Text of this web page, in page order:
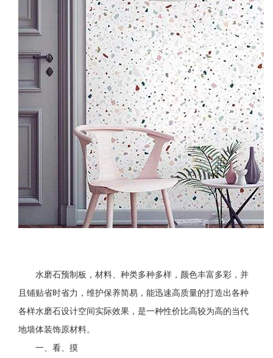
水磨石预制板，材料、种类多种多样，颜色丰富多彩，并
且铺贴省时省力，维护保养简易，能迅速高质量的打造出各种
各样水磨石设计空间实际效果，是一种性价比高较为高的当代
地墙体装饰原材料。
一、看、摸